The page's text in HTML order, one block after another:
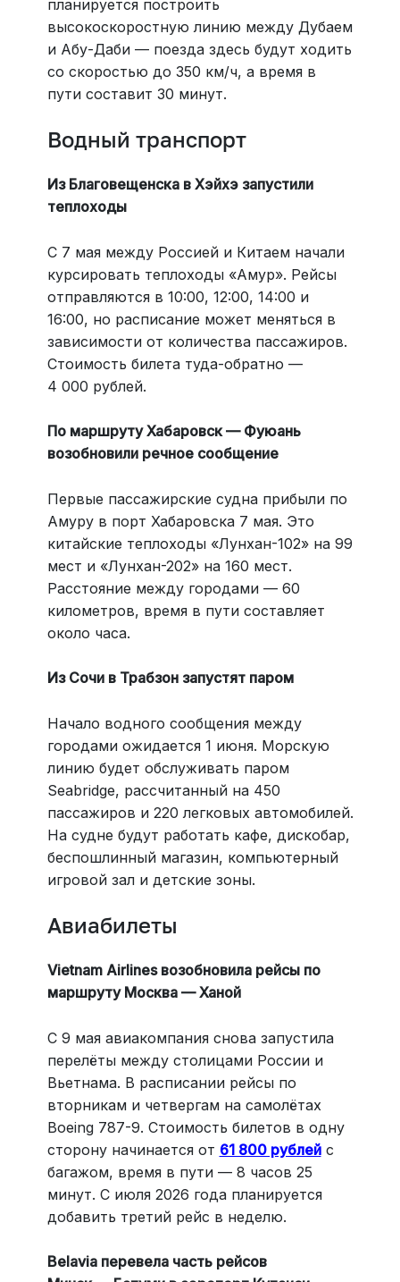
планируется построить
высокоскоростную линию между Дубаем
и Абу-Даби — поезда здесь будут ходить
со скоростью до 350 км/ч, а время в
пути составит 30 минут.
Водный транспорт
Из Благовещенска в Хэйхэ запустили
теплоходы
С 7 мая между Россией и Китаем начали
курсировать теплоходы «Амур». Рейсы
отправляются в 10:00, 12:00, 14:00 и
16:00, но расписание может меняться в
зависимости от количества пассажиров.
Стоимость билета туда-обратно —
4 000 рублей.
По маршруту Хабаровск — Фуюань
возобновили речное сообщение
Первые пассажирские судна прибыли по
Амуру в порт Хабаровска 7 мая. Это
китайские теплоходы «Лунхан-102» на 99
мест и «Лунхан-202» на 160 мест.
Расстояние между городами — 60
километров, время в пути составляет
около часа.
Из Сочи в Трабзон запустят паром
Начало водного сообщения между
городами ожидается 1 июня. Морскую
линию будет обслуживать паром
Seabridge, рассчитанный на 450
пассажиров и 220 легковых автомобилей.
На судне будут работать кафе, дискобар,
беспошлинный магазин, компьютерный
игровой зал и детские зоны.
Авиабилеты
Vietnam Airlines возобновила рейсы по
маршруту Москва — Ханой
С 9 мая авиакомпания снова запустила
перелёты между столицами России и
Вьетнама. В расписании рейсы по
вторникам и четвергам на самолётах
Boeing 787-9. Стоимость билетов в одну
сторону начинается от 61 800 рублейс
багажом, время в пути — 8 часов 25
минут. С июля 2026 года планируется
добавить третий рейс в неделю.
Belavia перевела часть рейсов